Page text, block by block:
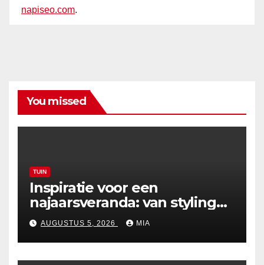
napiseo.com.
You missed
TUIN
Inspiratie voor een
najaarsveranda: van styling
tot verwarming
AUGUSTUS 5, 2026 MIA